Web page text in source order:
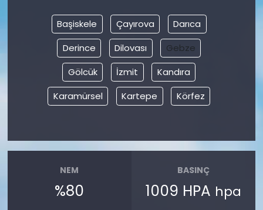
Başiskele Çayırova
Darıca
Derince
Dilovası
Gebze
Gölcük
İzmit
Kandıra
Karamürsel
Kartepe Körfez
NEM
%80
BASINÇ
1009 HPA hpa